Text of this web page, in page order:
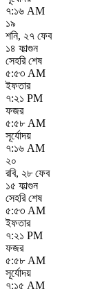
৭:১৬ AM
১৯
শনি, ২৭ ফেব
১৪ ফাল্গুন
সেহরি শেষ
৫:৫৩ AM
ইফতার
৭:২১ PM
ফজর
৫:৫৮ AM
সূর্যোদয়
৭:১৬ AM
২০
রবি, ২৮ ফেব
১৫ ফাল্গুন
সেহরি শেষ
৫:৫৩ AM
ইফতার
৭:২১ PM
ফজর
৫:৫৮ AM
সূর্যোদয়
৭:১৫ AM